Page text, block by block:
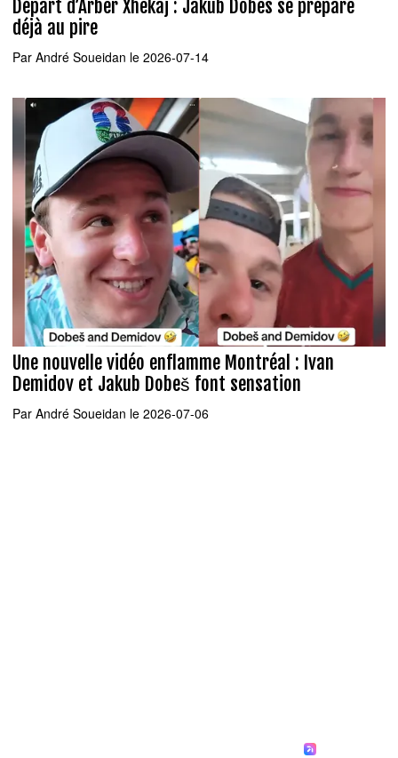
Départ d’Arber Xhekaj : Jakub Dobes se prépare
déjà au pire
Par André Soueidan le 2026-07-14
Une nouvelle vidéo enflamme Montréal : Ivan
Demidov et Jakub Dobeš font sensation
Par André Soueidan le 2026-07-06